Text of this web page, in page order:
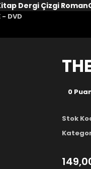
Dergi Çizgi Roman
- DVD
0
Stok